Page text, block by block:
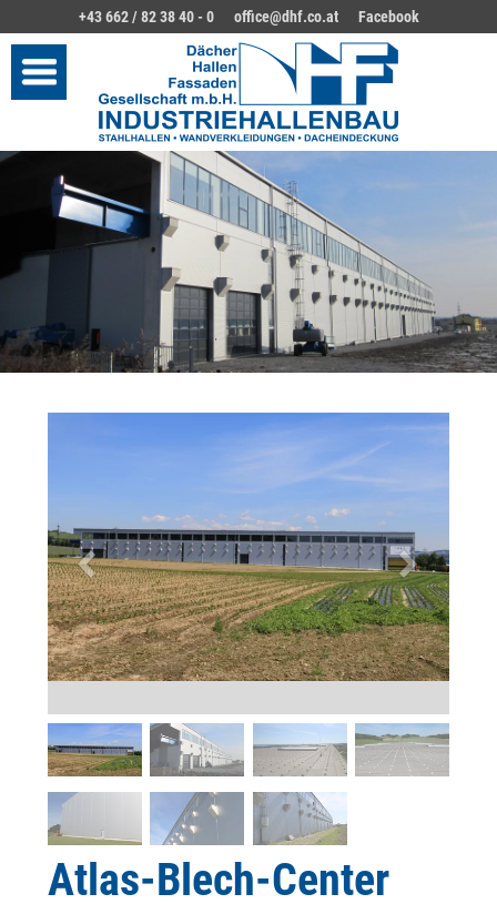
+43 662 / 82 38 40 - 0 office@dhf.co.at Facebook
Atlas-Blech-Center